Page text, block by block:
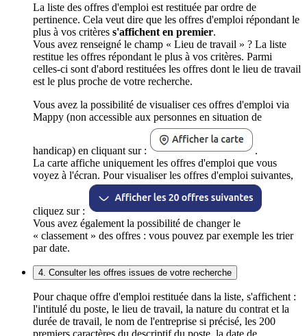
La liste des offres d'emploi est restituée par ordre de
pertinence. Cela veut dire que les offres d'emploi répondant le
plus à vos critères s'affichent en premier.
Vous avez renseigné le champ « Lieu de travail » ? La liste
restitue les offres répondant le plus à vos critères. Parmi
celles-ci sont d'abord restituées les offres dont le lieu de travail
est le plus proche de votre recherche.
Vous avez la possibilité de visualiser ces offres d'emploi via
Mappy (non accessible aux personnes en situation de
handicap) en cliquant sur :
.
La carte affiche uniquement les offres d'emploi que vous
voyez à l'écran. Pour visualiser les offres d'emploi suivantes,
cliquez sur :
Vous avez également la possibilité de changer le
« classement » des offres : vous pouvez par exemple les trier
par date.
4. Consulter les offres issues de votre recherche
Pour chaque offre d'emploi restituée dans la liste, s'affichent :
l'intitulé du poste, le lieu de travail, la nature du contrat et la
durée de travail, le nom de l'entreprise si précisé, les 200
premiers caractères du descriptif du poste, la date de